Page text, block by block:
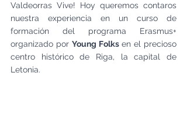
Valdeorras Vive! Hoy queremos contaros
nuestra experiencia en un curso de
formación del programa Erasmus+
organizado por Young Folks en el precioso
centro histórico de Riga, la capital de
Letonia.